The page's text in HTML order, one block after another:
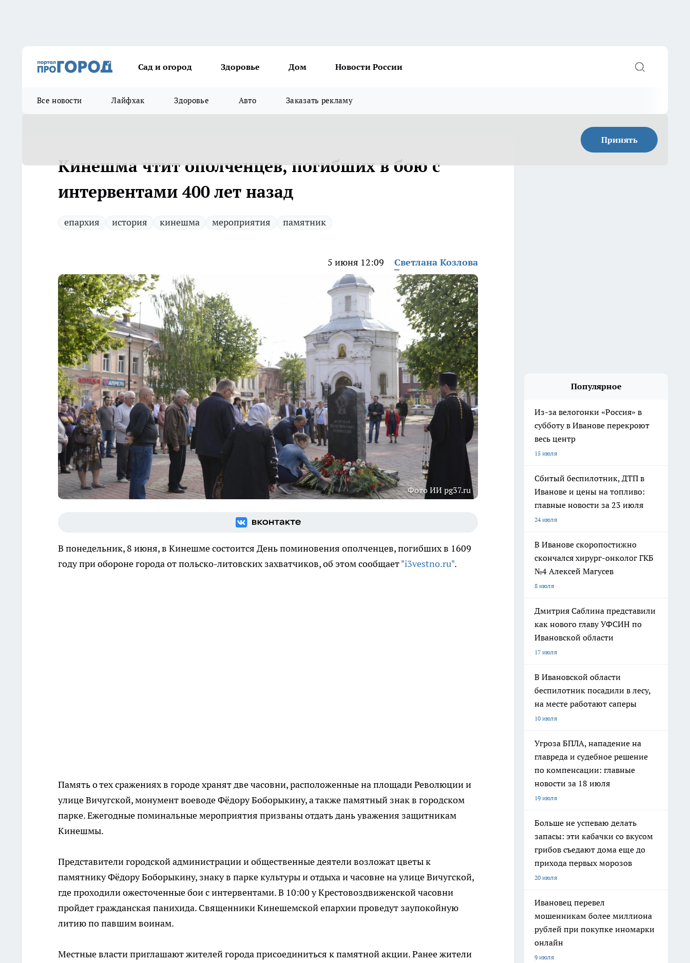
Сад и огород Здоровье Дом Новости России
Все новости Лайфхак Здоровье Авто Заказать рекламу
Принять
Кинешма чтит ополченцев, погибших в бою с
интервентами 400 лет назад
епархия история кинешма мероприятия памятник
5 июня 12:09 Светлана Козлова
Фото ИИ pg37.ru
В понедельник, 8 июня, в Кинешме состоится День поминовения ополченцев, погибших в 1609
году при обороне города от польско-литовских захватчиков, об этом сообщает"i3vestno.ru".
Память о тех сражениях в городе хранят две часовни, расположенные на площади Революции и
улице Вичугской, монумент воеводе Фёдору Боборыкину, а также памятный знак в городском
парке. Ежегодные поминальные мероприятия призваны отдать дань уважения защитникам
Кинешмы.
Представители городской администрации и общественные деятели возложат цветы к
памятнику Фёдору Боборыкину, знаку в парке культуры и отдыха и часовне на улице Вичугской,
где проходили ожесточенные бои с интервентами. В 10:00 у Крестовоздвиженской часовни
пройдет гражданская панихида. Священники Кинешемской епархии проведут заупокойную
литию по павшим воинам.
Местные власти приглашают жителей города присоединиться к памятной акции. Ранее жители
Популярное
Из-за велогонки «Россия» в
субботу в Иванове перекроют
весь центр
15 июля
Сбитый беспилотник, ДТП в
Иванове и цены на топливо:
главные новости за 23 июля
24 июля
В Иванове скоропостижно
скончался хирург-онколог ГКБ
№4 Алексей Магусев
8 июля
Дмитрия Саблина представили
как нового главу УФСИН по
Ивановской области
17 июля
В Ивановской области
беспилотник посадили в лесу,
на месте работают саперы
10 июля
Угроза БПЛА, нападение на
главреда и судебное решение
по компенсации: главные
новости за 18 июля
19 июля
Больше не успеваю делать
запасы: эти кабачки со вкусом
грибов съедают дома еще до
прихода первых морозов
20 июля
Ивановец перевел
мошенникам более миллиона
рублей при покупке иномарки
онлайн
9 июля